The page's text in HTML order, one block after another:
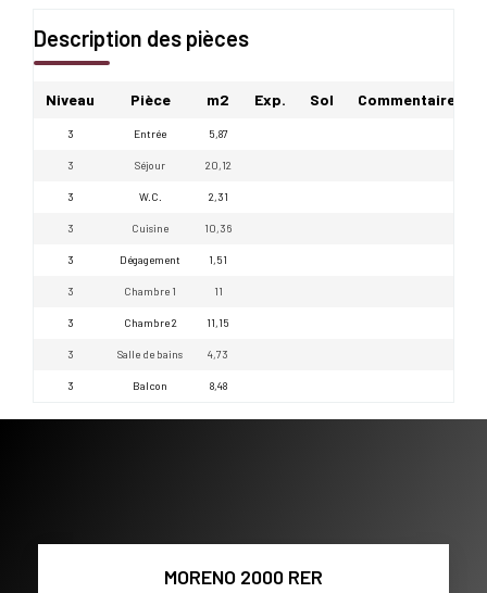
Description des pièces
Niveau Pièce m2 Exp. Sol Commentaires
3 Entrée 5,87
3 Séjour 20,12
3 W.C. 2,31
3 Cuisine 10,36
3 Dégagement 1,51
3 Chambre 1 11
3 Chambre 2 11,15
3 Salle de bains 4,73
3 Balcon 8,48
MORENO 2000 RER